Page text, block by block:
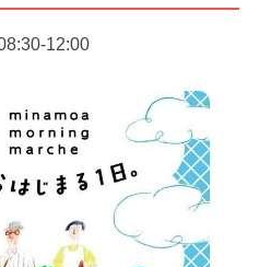
12:00